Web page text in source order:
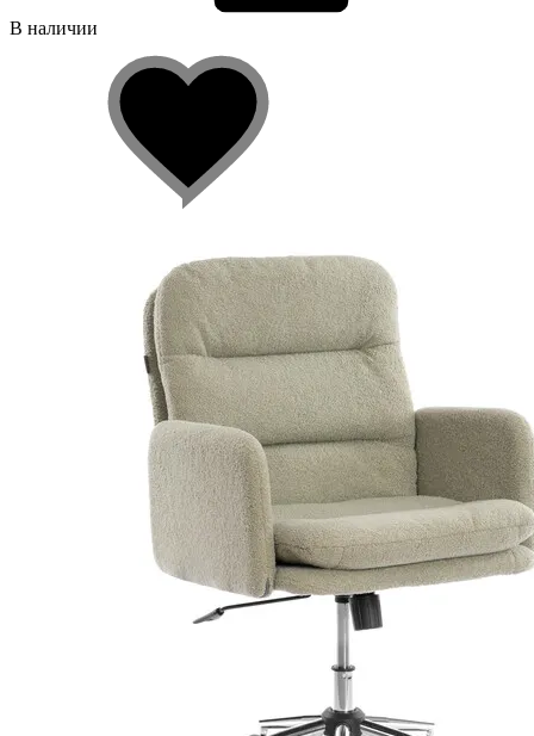
В наличии